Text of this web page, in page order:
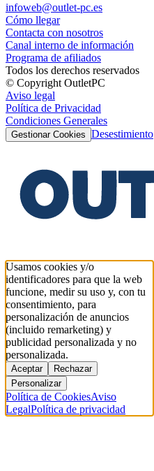
infoweb@outlet-pc.es
Cómo llegar
Contacta con nosotros
Canal interno de información
Programa de afiliados
Todos los derechos reservados
© Copyright OutletPC
Aviso legal
Política de Privacidad
Condiciones Generales
Gestionar Cookies Desestimiento
Usamos cookies y/o
identificadores para que la web
funcione, medir su uso y, con tu
consentimiento, para
personalización de anuncios
(incluido remarketing) y
publicidad personalizada y no
personalizada.
Aceptar
Rechazar
Personalizar
Política de CookiesAviso
LegalPolítica de privacidad